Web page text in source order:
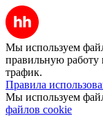
Мы используем
правильную работу
трафик.
Правила
Мы используем
файлов cookie